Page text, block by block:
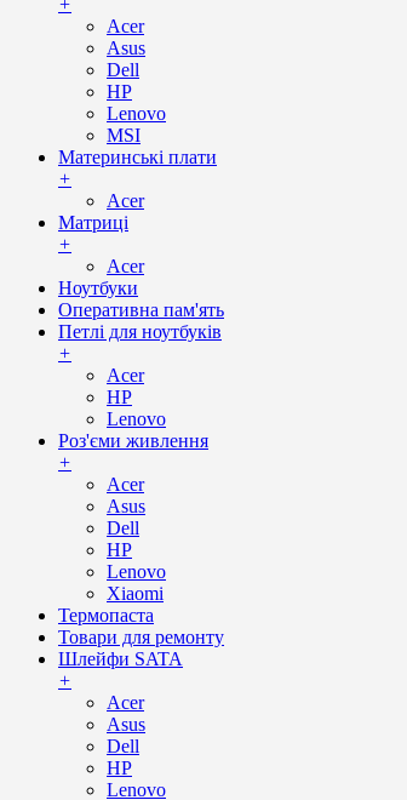
+
Acer
Asus
Dell
HP
Lenovo
MSI
Материнські плати
+
Acer
Матриці
+
Acer
Ноутбуки
Оперативна пам'ять
Петлі для ноутбуків
+
Acer
HP
Lenovo
Роз'єми живлення
+
Acer
Asus
Dell
HP
Lenovo
Xiaomi
Термопаста
Товари для ремонту
Шлейфи SATA
+
Acer
Asus
Dell
HP
Lenovo